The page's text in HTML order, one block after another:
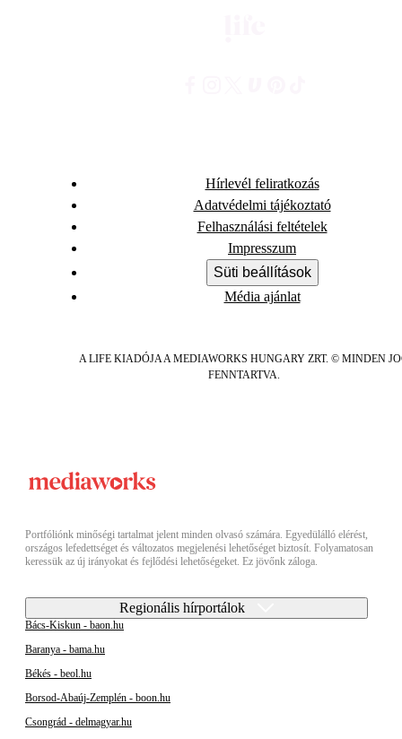
Hírlevél feliratkozás
Adatvédelmi tájékoztató
Felhasználási feltételek
Impresszum
Süti beállítások
Média ajánlat
A LIFE KIADÓJA A MEDIAWORKS HUNGARY ZRT. © MINDEN
FENNTARTVA.
Portfóliónk minőségi tartalmat jelent minden olvasó számára. Egyedülálló elérést,
országos lefedettséget és változatos megjelenési lehetőséget biztosít. Folyamatosan
keressük az új irányokat és fejlődési lehetőségeket. Ez jövőnk záloga.
Regionális hírportálok
Bács-Kiskun - baon.hu
Baranya - bama.hu
Békés - beol.hu
Borsod-Abaúj-Zemplén - boon.hu
Csongrád - delmagyar.hu